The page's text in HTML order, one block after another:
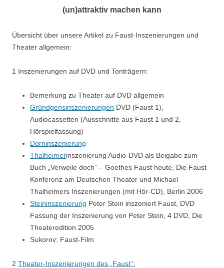
(un)attraktiv machen kann
Übersicht über unsere Artikel zu Faust-Inszenierungen und
Theater allgemein:
1 Inszenierungen auf DVD und Tonträgern:
Bemerkung zu Theater auf DVD allgemein
Gründgensinszenierungen DVD (Faust 1),
Audiocassetten (Ausschnitte aus Faust 1 und 2,
Hörspielfassung)
Dorninszenierung
Thalheimerinszenierung Audio-DVD als Beigabe zum
Buch „Verweile doch“ – Goethes Faust heute, Die Faust
Konferenz am Deutschen Theater und Michael
Thalheimers Inszenierungen (mit Hör-CD), Berlin 2006
Steininszenierung Peter Stein inszeniert Faust, DVD
Fassung der Inszenierung von Peter Stein, 4 DVD, Die
Theateredition 2005
Sukorov: Faust-Film
2 Theater-Inszenierungen des „Faust“: